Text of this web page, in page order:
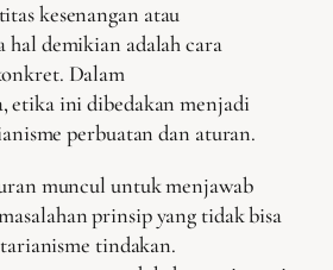
kesenangan atau
hal demikian adalah cara
Dalam
etika ini dibedakan menjadi
perbuatan dan aturan.
muncul untuk menjawab
prinsip yang tidak bisa
tindakan.